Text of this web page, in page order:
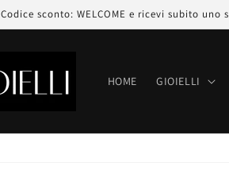
Codice sconto: WELCOME e ricevi subito
HOME GIOIELLI